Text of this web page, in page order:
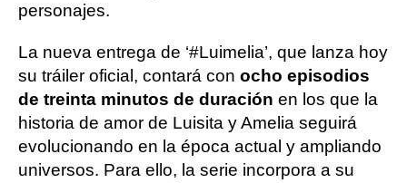
personajes.
La nueva entrega de ‘#Luimelia’, que lanza hoy
su tráiler oficial, contará con ocho episodios
de treinta minutos de duración en los que la
historia de amor de Luisita y Amelia seguirá
evolucionando en la época actual y ampliando
universos. Para ello, la serie incorpora a su